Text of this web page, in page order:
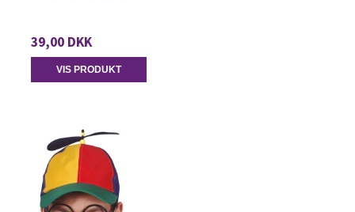
39,00 DKK
VIS PRODUKT